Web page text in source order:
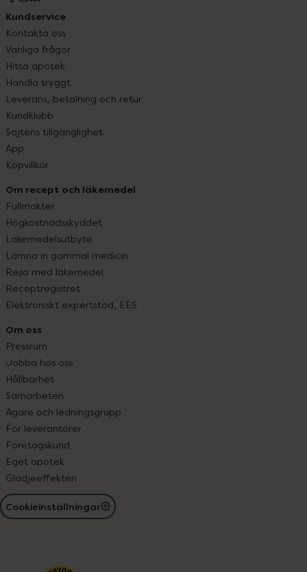
Kundservice
Kontakta oss
Vanliga frågor
Hitta apotek
Handla tryggt
Leverans, betalning och retur
Kundklubb
Sajtens tillgänglighet
App
Köpvillkor
Om recept och läkemedel
Fullmakter
Högkostnadsskyddet
Läkemedelsutbyte
Lämna in gammal medicin
Resa med läkemedel
Receptregistret
Elektroniskt expertstöd, EES
Om oss
Pressrum
Jobba hos oss
Hållbarhet
Samarbeten
Ägare och ledningsgrupp
För leverantörer
Företagskund
Eget apotek
Glädjeeffekten
Cookieinställningar